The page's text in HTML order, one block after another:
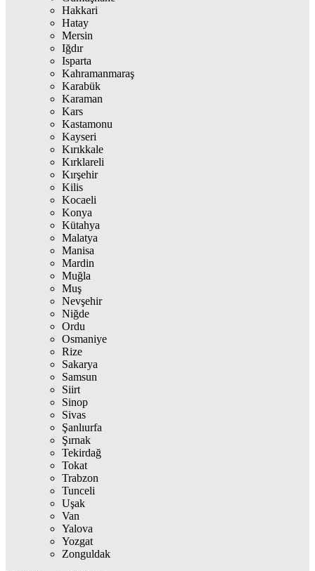
Hakkari
Hatay
Mersin
Iğdır
Isparta
Kahramanmaraş
Karabük
Karaman
Kars
Kastamonu
Kayseri
Kırıkkale
Kırklareli
Kırşehir
Kilis
Kocaeli
Konya
Kütahya
Malatya
Manisa
Mardin
Muğla
Muş
Nevşehir
Niğde
Ordu
Osmaniye
Rize
Sakarya
Samsun
Siirt
Sinop
Sivas
Şanlıurfa
Şırnak
Tekirdağ
Tokat
Trabzon
Tunceli
Uşak
Van
Yalova
Yozgat
Zonguldak